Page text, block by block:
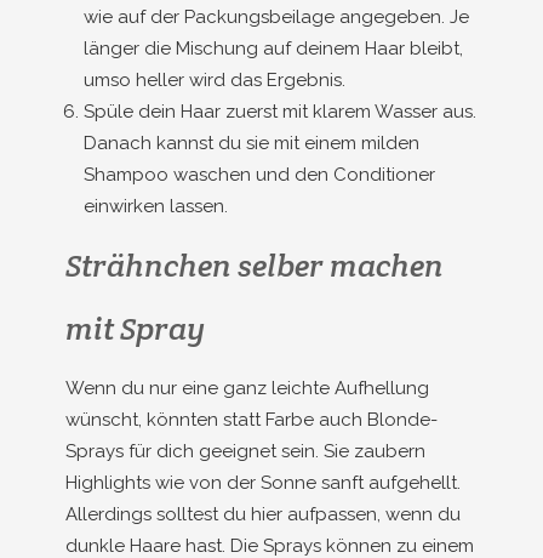
wie auf der Packungsbeilage angegeben. Je
länger die Mischung auf deinem Haar bleibt,
umso heller wird das Ergebnis.
Spüle dein Haar zuerst mit klarem Wasser aus.
Danach kannst du sie mit einem milden
Shampoo waschen und den Conditioner
einwirken lassen.
Strähnchen selber machen
mit Spray
Wenn du nur eine ganz leichte Aufhellung
wünscht, könnten statt Farbe auch Blonde-
Sprays für dich geeignet sein. Sie zaubern
Highlights wie von der Sonne sanft aufgehellt.
Allerdings solltest du hier aufpassen, wenn du
dunkle Haare hast. Die Sprays können zu einem